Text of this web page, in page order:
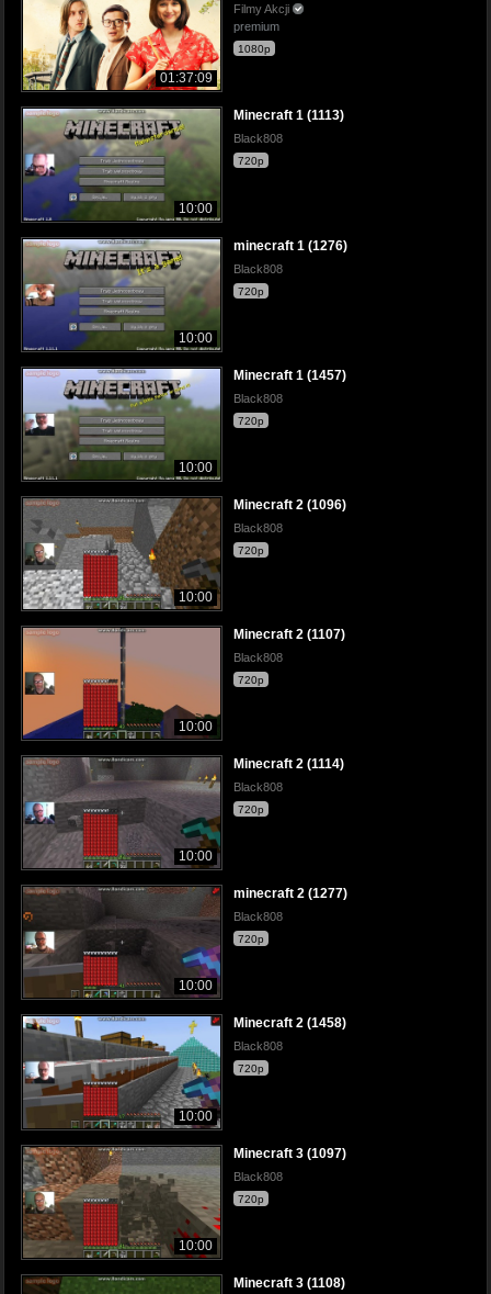
01:37:09
Filmy Akcji
premium
1080p
10:00
Minecraft 1 (1113)
Black808
720p
10:00
minecraft 1 (1276)
Black808
720p
10:00
Minecraft 1 (1457)
Black808
720p
10:00
Minecraft 2 (1096)
Black808
720p
10:00
Minecraft 2 (1107)
Black808
720p
10:00
Minecraft 2 (1114)
Black808
720p
10:00
minecraft 2 (1277)
Black808
720p
10:00
Minecraft 2 (1458)
Black808
720p
10:00
Minecraft 3 (1097)
Black808
720p
Minecraft 3 (1108)